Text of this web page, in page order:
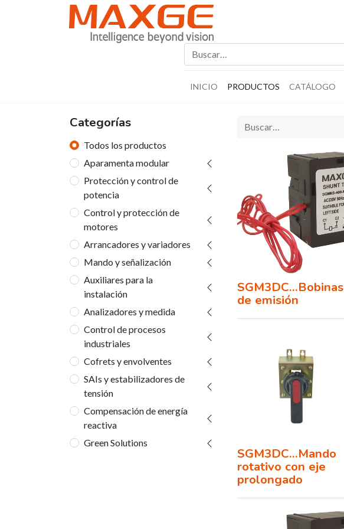
INICIO PRODUCTOS CATÁLOGO
Categorías
Todos los productos
Aparamenta modular
Protección y control de
potencia
Control y protección de
motores
Arrancadores y variadores
Mando y señalización
Auxiliares para la
instalación
Analizadores y medida
Control de procesos
industriales
Cofrets y envolventes
SAIs y estabilizadores de
tensión
Compensación de energía
reactiva
Green Solutions
SGM3DC...Bobinas
de emisión
SGM3DC...Mando
rotativo con eje
prolongado